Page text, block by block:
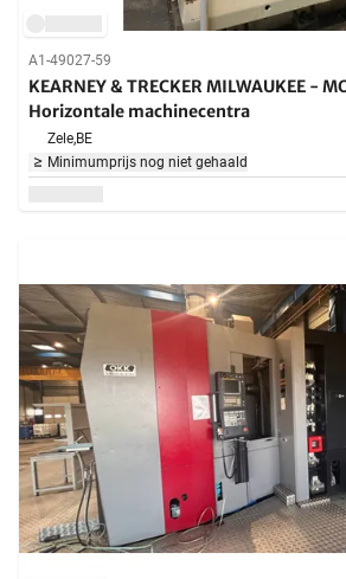
A1-49027-59
KEARNEY & TRECKER MILWAUKEE -
Horizontale machinecentra
Zele,BE
Minimumprijs nog niet gehaald